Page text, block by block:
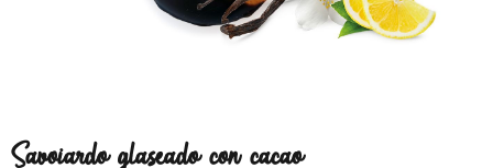
Savoiardo glaseado con cacao